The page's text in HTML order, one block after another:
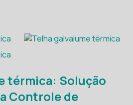
térmica: Solução
Controle de